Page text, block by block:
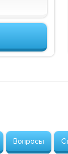
Вопросы